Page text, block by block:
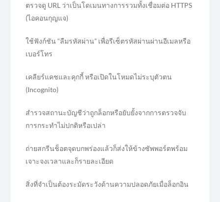
ตรวจดู URL ว่าเป็นโดเมนทางการรวมทั้งเชื่อมต่อ HTTPS
(ไอคอนกุญแจ)
ใช้ฟังก์ชัน “ลืมรหัสผ่าน” เพื่อรีเซ็ตรหัสผ่านผ่านอีเมลหรือ
เบอร์โทร
เคลียร์แคชและคุกกี้ หรือเปิดในโหมดไม่ระบุตัวตน
(Incognito)
สำรวจสถานะบัญชีว่าถูกล็อกหรือยับยั้งจากการตรวจจับ
การกระทำไม่ปกติหรือเปล่า
ถ่ายสกรีนช็อตจุดบกพร่องแล้วก็ส่งให้ข้างซัพพอร์ตพร้อม
เจาะจงเวลาและก็รายละเอียด
สิ่งที่จำเป็นต้องระมัดระวังด้านความปลอดภัยเมื่อล็อกอิน